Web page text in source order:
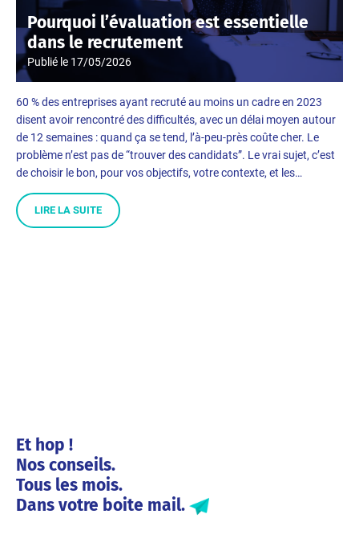
Pourquoi l’évaluation est essentielle
dans le recrutement
Publié le 17/05/2026
60 % des entreprises ayant recruté au moins un cadre en 2023
disent avoir rencontré des difficultés, avec un délai moyen autour
de 12 semaines : quand ça se tend, l’à-peu-près coûte cher. Le
problème n’est pas de “trouver des candidats”. Le vrai sujet, c’est
de choisir le bon, pour vos objectifs, votre contexte, et les…
LIRE LA SUITE
Et hop !
Nos conseils.
Tous les mois.
Dans votre boite mail.